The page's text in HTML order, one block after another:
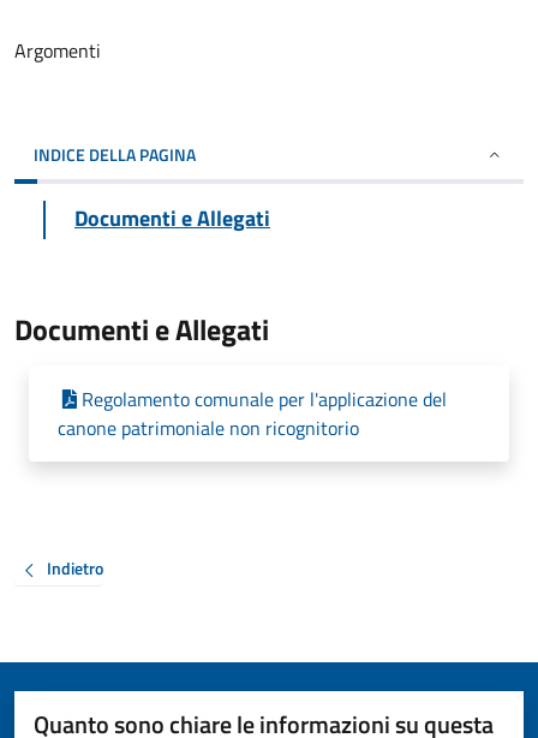
Argomenti
INDICE DELLA PAGINA
Documenti e Allegati
Documenti e Allegati
Regolamento comunale per l'applicazione del
canone patrimoniale non ricognitorio
Indietro
Quanto sono chiare le informazioni su questa